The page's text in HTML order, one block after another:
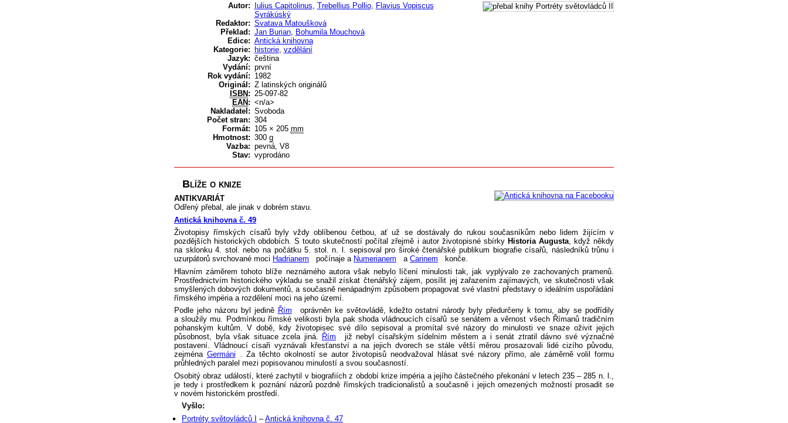
Autor: Iulius Capitolinus Trebellius Pollio, Flavius Vopiscus
Syrákúský
Redaktor: Svatava Matoušková
Překlad: Jan Burian, Bohumila Mouchová
Edice: Antická knihovna
Kategorie: historie, vzdělání
Jazyk: čeština
Vydání: první
Rok vydání: 1982
Originál: Z latinských originálů
ISBN: 25-097-82
EAN: <n/a>
Nakladatel: Svoboda
Počet stran: 304
Formát: 105 × 205 mm
Hmotnost: 300 g
Vazba: pevná, V8
Stav: vyprodáno
Blíže o knize
ANTIKVARIÁT
Odřený přebal, ale jinak v dobrém stavu.
Antická knihovna č. 49
Životopisy římských císařů byly vždy oblíbenou četbou, ať už se dostávaly do rukou současníkům nebo lidem žijícím v
pozdějších historických obdobích. S touto skutečností počítal zřejmě i autor životopisné sbírky Historia Augusta, když někdy
na sklonku 4. stol. nebo na počátku 5. stol. n. l. sepisoval pro široké čtenářské publikum biografie císařů, následníků trůnu i
uzurpátorů svrchované moci Hadrianem počínaje a Numerianem a Carinem
konče.
Hlavním záměrem tohoto blíže neznámého autora však nebylo líčení minulosti tak, jak vyplývalo ze zachovaných pramenů.
Prostřednictvím historického výkladu se snažil získat čtenářský zájem, posílit jej zařazením zajímavých, ve skutečnosti však
smyšlených dobových dokumentů, a současně nenápadným způsobem propagovat své vlastní představy o ideálním uspořádání
římského impéria a rozdělení moci na jeho území.
Podle jeho názoru byl jedině Řím
oprávněn ke světovládě, kdežto ostatní národy byly předurčeny k tomu, aby se podřídily
a sloužily mu. Podmínkou římské velikosti byla pak shoda vládnoucích císařů se senátem a věrnost všech Římanů tradičním
pohanským kultům. V době, kdy životopisec své dílo sepisoval a promítal své názory do minulosti ve snaze oživit jejich
působnost, byla však situace zcela jiná. Řím
již nebyl císařským sídelním městem a i senát ztratil dávno své význačné
postavení. Vládnoucí císaři vyznávali křesťanství a na jejich dvorech se stále větší měrou prosazovali lidé cizího původu,
zejména Germáni
. Za těchto okolností se autor životopisů neodvažoval hlásat své názory přímo, ale záměrně volil formu
průhledných paralel mezi popisovanou minulostí a svou současností.
Osobitý obraz událostí, které zachytil v biografiích z období krize impéria a jejího částečného překonání v letech 235 – 285 n. l.,
je tedy i prostředkem k poznání názorů pozdně římských tradicionalistů a současně i jejich omezených možností prosadit se
v novém historickém prostředí.
Vyšlo:
Portréty světovládců I –Antická knihovna č. 47